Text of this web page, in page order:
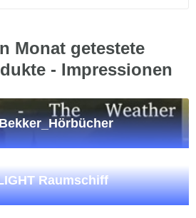
Monat getestete
- Impressionen
Raumschiff